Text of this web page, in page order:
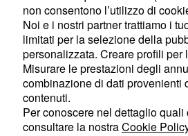
ben dieci in più confrontando la
Suningnon ha intenzione di
del genere enon avrà problemi
sommaal presidente Ferrero:
juventina, Ausilio è molto
inserimento di una big europea.
non consentono l’utilizzo di
Noi e i nostri partner trattiamo i
limitati per la selezione della
personalizzata. Creare profili
Misurare le prestazioni degli
combinazione di dati provenienti
contenuti.
Per conoscere nel dettaglio
consultare la nostraCookie